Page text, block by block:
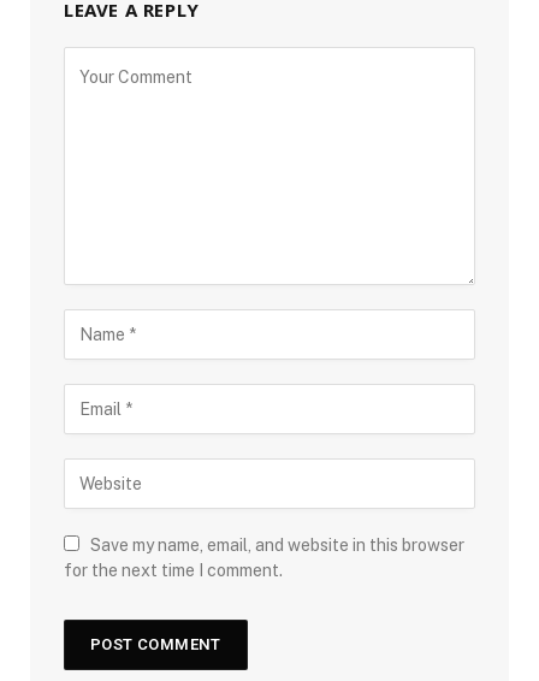
LEAVE A REPLY
Save my name, email, and website in this browser
for the next time I comment.